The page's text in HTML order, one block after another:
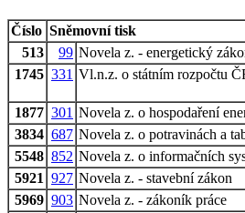
Číslo Sněmovní tisk
513
99 Novela z. - energetický
1745 331 Vl.n.z. o státním rozpočtu
1877 301 Novela z. o hospodaření
3834 687 Novela z. o potravinách a
5548 852 Novela z. o informačních
5921 927 Novela z. - stavební zákon
5969 903 Novela z. - zákoník práce